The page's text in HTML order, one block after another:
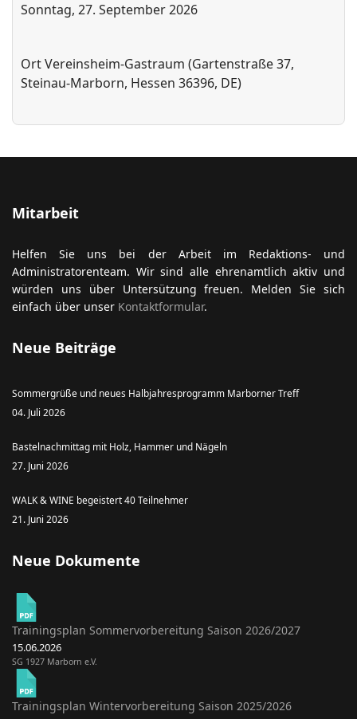
Sonntag, 27. September 2026
OrtVereinsheim-Gastraum (Gartenstraße 37,
Steinau-Marborn, Hessen 36396, DE)
Mitarbeit
Helfen Sie uns bei der Arbeit im Redaktions- und
Administratorenteam. Wir sind alle ehrenamtlich aktiv und
würden uns über Untersützung freuen. Melden Sie sich
einfach über unser Kontaktformular.
Neue Beiträge
Sommergrüße und neues Halbjahresprogramm Marborner Treff
04. Juli 2026
Bastelnachmittag mit Holz, Hammer und Nägeln
27. Juni 2026
WALK & WINE begeistert 40 Teilnehmer
21. Juni 2026
Neue Dokumente
Trainingsplan Sommervorbereitung Saison 2026/2027
15.06.2026
SG 1927 Marborn e.V.
Trainingsplan Wintervorbereitung Saison 2025/2026
anzeigen